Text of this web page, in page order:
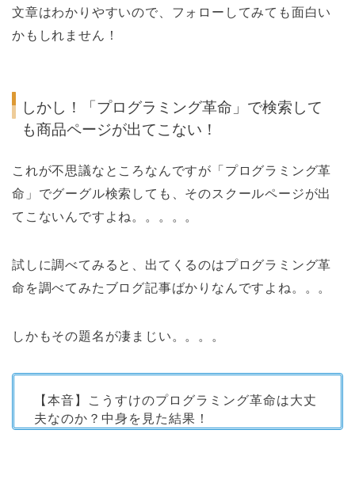
文章はわかりやすいので、フォローしてみても面白い
かもしれません！
しかし！「プログラミング革命」で検索して
も商品ページが出てこない！
これが不思議なところなんですが「プログラミング革
命」でグーグル検索しても、そのスクールページが出
てこないんですよね。。。。。
試しに調べてみると、出てくるのはプログラミング革
命を調べてみたブログ記事ばかりなんですよね。。。
しかもその題名が凄まじい。。。。
【本音】こうすけのプログラミング革命は大丈
夫なのか？中身を見た結果！